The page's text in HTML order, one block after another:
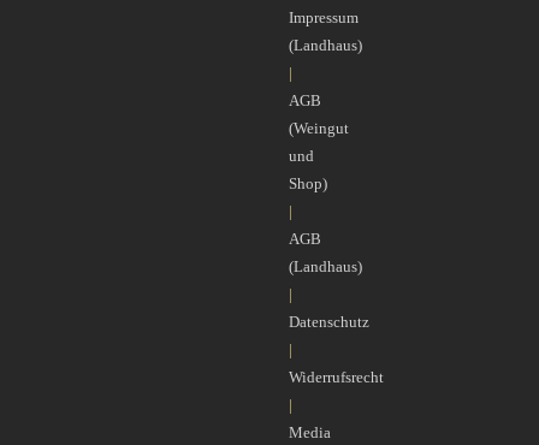
Impressum
(Landhaus)
|
AGB
(Weingut
und
Shop)
|
AGB
(Landhaus)
|
Datenschutz
|
Widerrufsrecht
|
Media